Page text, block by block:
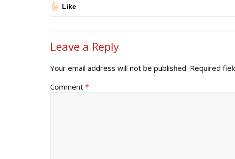
Like
Leave a Reply
Your email address will not be published. Required
Comment *